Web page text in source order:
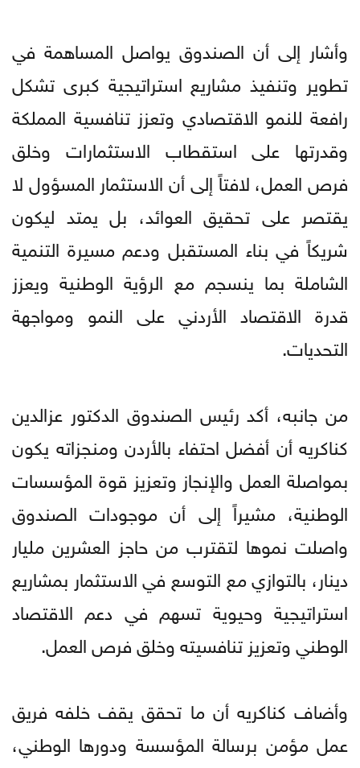
وأشار إلى أن الصندوق يواصل المساهمة في
تطوير وتنفيذ مشاريع استراتيجية كبرى تشكل
رافعة للنمو الاقتصادي وتعزز تنافسية المملكة
وقدرتها على استقطاب الاستثمارات وخلق
فرص العمل، لافتاً إلى أن الاستثمار المسؤول لا
يقتصر على تحقيق العوائد، بل يمتد ليكون
شريكاً في بناء المستقبل ودعم مسيرة التنمية
الشاملة بما ينسجم مع الرؤية الوطنية ويعزز
قدرة الاقتصاد الأردني على النمو ومواجهة
التحديات.
من جانبه، أكد رئيس الصندوق الدكتور عزالدين
كناكريه أن أفضل احتفاء بالأردن ومنجزاته يكون
بمواصلة العمل والإنجاز وتعزيز قوة المؤسسات
الوطنية، مشيراً إلى أن موجودات الصندوق
واصلت نموها لتقترب من حاجز العشرين مليار
دينار، بالتوازي مع التوسع في الاستثمار بمشاريع
استراتيجية وحيوية تسهم في دعم الاقتصاد
الوطني وتعزيز تنافسيته وخلق فرص العمل.
وأضاف كناكريه أن ما تحقق يقف خلفه فريق
عمل مؤمن برسالة المؤسسة ودورها الوطني،